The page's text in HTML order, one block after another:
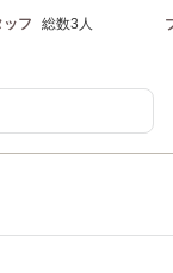
ッフ 総数3人